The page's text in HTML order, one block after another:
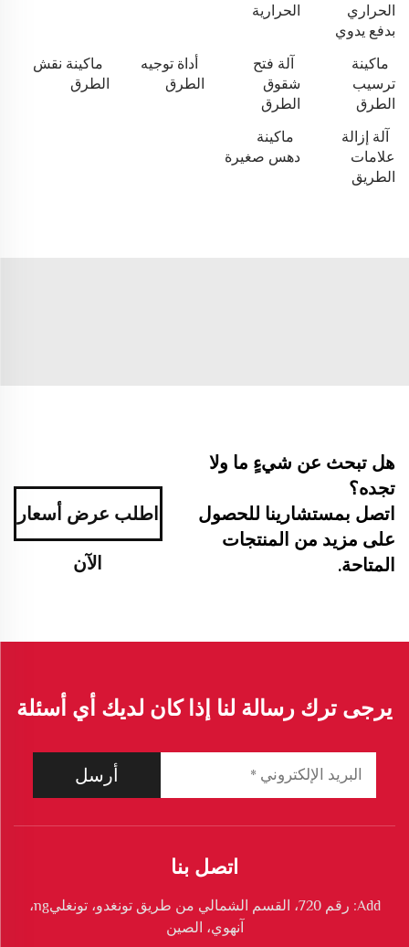
الحراري
بدفع يدوي
الحرارية
ماكينة
ترسيب
الطرق
آلة فتح
شقوق
الطرق
أداة توجيه
الطرق
ماكينة نقش
الطرق
آلة إزالة
علامات
الطريق
ماكينة
دهس صغيرة
هل تبحث عن شيءٍ ما ولا
تجده؟
اتصل بمستشارينا للحصول
على مزيد من المنتجات
المتاحة.
اطلب عرض أسعار
الآن
يرجى ترك رسالة لنا إذا كان لديك أي أسئلة
أرسل
اتصل بنا
Add: رقم 720، القسم الشمالي من طريق تونغدو، تونغليng،
آنهوي، الصين